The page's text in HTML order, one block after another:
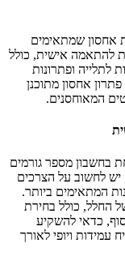
אחסון שמתאימים
להתאמה אישית, כולל
לתלייה ופתרונות
אחסון מתוכנן
המאוחסנים.
בחשבון מספר גורמים
לחשוב על הצרכים
המתאימים ביותר.
החלל, כולל בחירת
כדאי להשקיע
עמידות ויופי לאורך